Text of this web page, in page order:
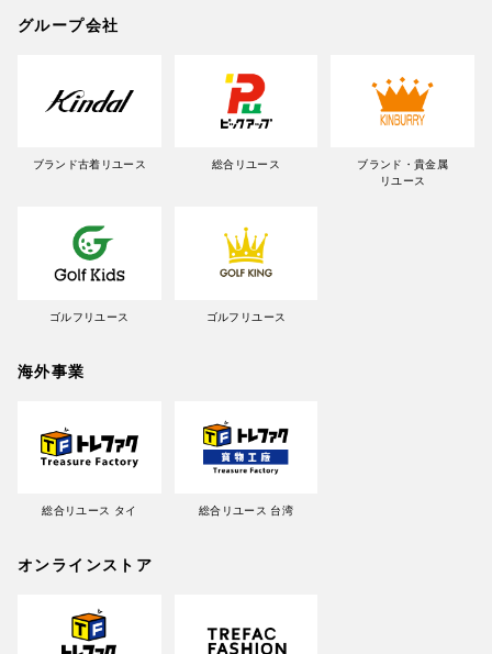
グループ会社
ブランド古着リユース 総合リユース
ブランド・貴金属
リユース
ゴルフリユース ゴルフリユース
海外事業
総合リユース タイ 総合リユース 台湾
オンラインストア